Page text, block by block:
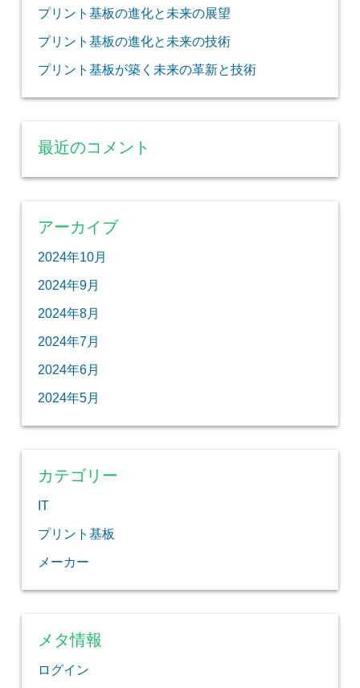
プリント基板の進化と未来の展望
プリント基板の進化と未来の技術
プリント基板が築く未来の革新と技術
最近のコメント
アーカイブ
2024年10月
2024年9月
2024年8月
2024年7月
2024年6月
2024年5月
カテゴリー
IT
プリント基板
メーカー
メタ情報
ログイン